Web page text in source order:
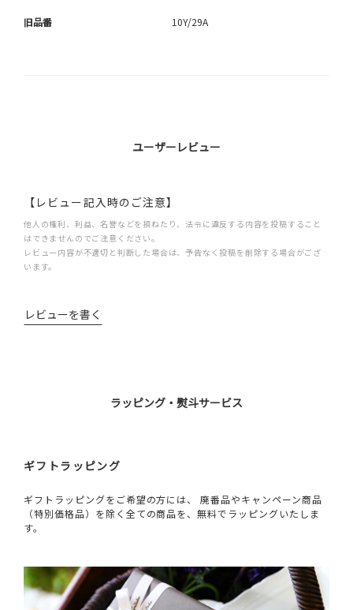
旧品番 10Y/29A
ユーザーレビュー
【レビュー記入時のご注意】
他人の権利、利益、名誉などを損ねたり、法令に違反する内容を投稿すること
はできませんのでご注意ください。
レビュー内容が不適切と判断した場合は、予告なく投稿を削除する場合がござ
います。
レビューを書く
ラッピング・熨斗サービス
ギフトラッピング
ギフトラッピングをご希望の方には、 廃番品やキャンペーン商品
（特別価格品）を除く全ての商品を、無料でラッピングいたしま
す。